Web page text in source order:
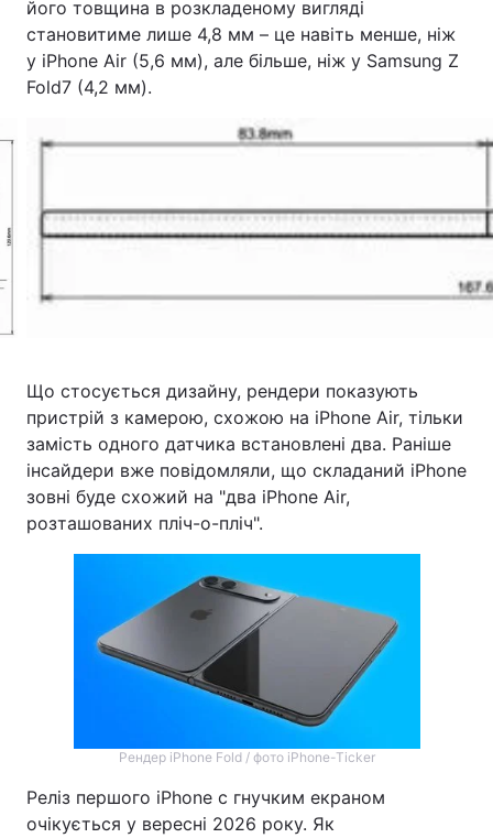
його товщина в розкладеному вигляді
становитиме лише 4,8 мм – це навіть менше, ніж
у iPhone Air (5,6 мм), але більше, ніж у Samsung Z
Fold7 (4,2 мм).
Що стосується дизайну, рендери показують
пристрій з камерою, схожою на iPhone Air, тільки
замість одного датчика встановлені два. Раніше
інсайдери вже повідомляли, що складаний iPhone
зовні буде схожий на "два iPhone Air,
розташованих пліч-о-пліч".
Рендер iPhone Fold / фото iPhone-Ticker
Реліз першого iPhone c гнучким екраном
очікується у вересні 2026 року. Як